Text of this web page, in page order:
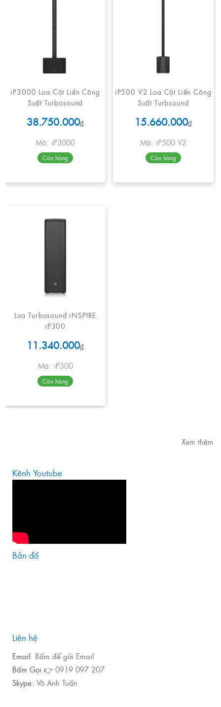
iP3000 Loa Cột Liền Công
Suất Turbosound
38.750.000₫
Mã: iP3000
Còn hàng
iP500 V2 Loa Cột Liền Công
Suất Turbsound
15.660.000₫
Mã: iP500 V2
Còn hàng
Loa Turbosound iNSPIRE
iP300
11.340.000₫
Mã: iP300
Còn hàng
Xem thêm
Kênh Youtube
Bản đồ
Liên hệ
Email: Bấm để gửi Email
Bấm Gọi 👉 0919 097 207
Skype: Võ Anh Tuấn